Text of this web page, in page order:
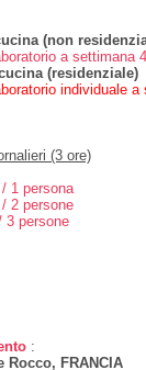
(non
a settimana
(residenziale)
individuale
(3 ore)
1 persona
2 persone
3 persone
:
Rocco, FRANCIA